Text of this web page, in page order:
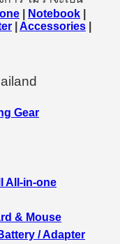
Notebook
Accessories
Gear
All-in-one
& Mouse
/ Adapter